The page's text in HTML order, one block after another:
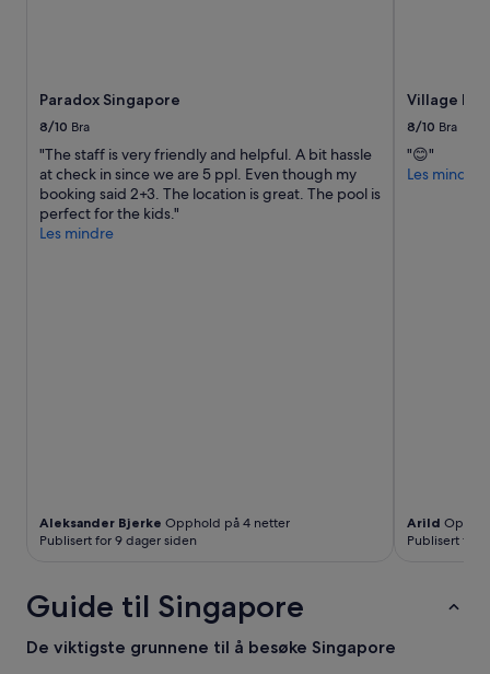
Paradox Singapore
8/10 Bra
"The staff is very friendly and helpful. A bit hassle
at check in since we are 5 ppl. Even though my
booking said 2+3. The location is great. The pool is
perfect for the kids."
Les mindre
Aleksander Bjerke Opphold på 4 netter
Publisert for 9 dager siden
Village
8/10 Bra
"😊"
Les mindre
Arild
Publisert for
Guide til Singapore
De viktigste grunnene til å besøke Singapore